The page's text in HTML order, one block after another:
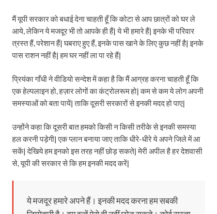
मैं यूपी सरकार को बधाई देना चाहती हूँ कि कोटा से आप छात्रों को घर ले
आये, लेकिन ये मजदूर भी तो आपके ही हैं| ये भी हमारे हैं| इनके भी परिवार
त्रस्त हैं, परेशान हैं| घबराए हुए हैं, इनके पास खाने के लिए कुछ नहीं है| इनके
पास राशन नहीं है| हम घर नहीं ला पा रहे हैं|
प्रियंका गाँधी ने वीडियो सन्देश में कहा है कि मैं आग्रह करना चाहती हूँ कि
एक हेल्पलाइन हो, हज़ार लोगों का कंट्रोलरूम हो| कम से कम ये लोग अपनी
समस्याओं को बता पायें| ताकि दूसरी सरकारों से इनकी मदद हो पाए|
उन्होंने कहा कि दूसरी बात हमको किसी न किसी तरीके से इनकी समस्या
हल करनी पड़ेगी| एक प्लान बनाया जाए ताकि धीरे-धीरे ये अपने जिले में आ
सकें| देखिये हम इनको इस तरह नहीं छोड़ सकते| मेरी अपील है हर देशवासी
से, यूपी की सरकार से कि हम इनकी मदद करें|
ये मजदूर हमारे अपने हैं। इनकी मदद करना हम सबकी